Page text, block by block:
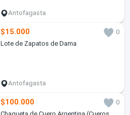
Antofagasta
$15.000
0
Lote de Zapatos de Dama
Antofagasta
$100.000
0